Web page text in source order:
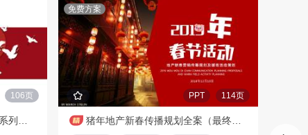
106页
地产项目新春元宵“大唐世家”系列活动策划方案
免费方案
PPT 114页
猪年地产新春传播规划全案（最终版）-春节返乡置业